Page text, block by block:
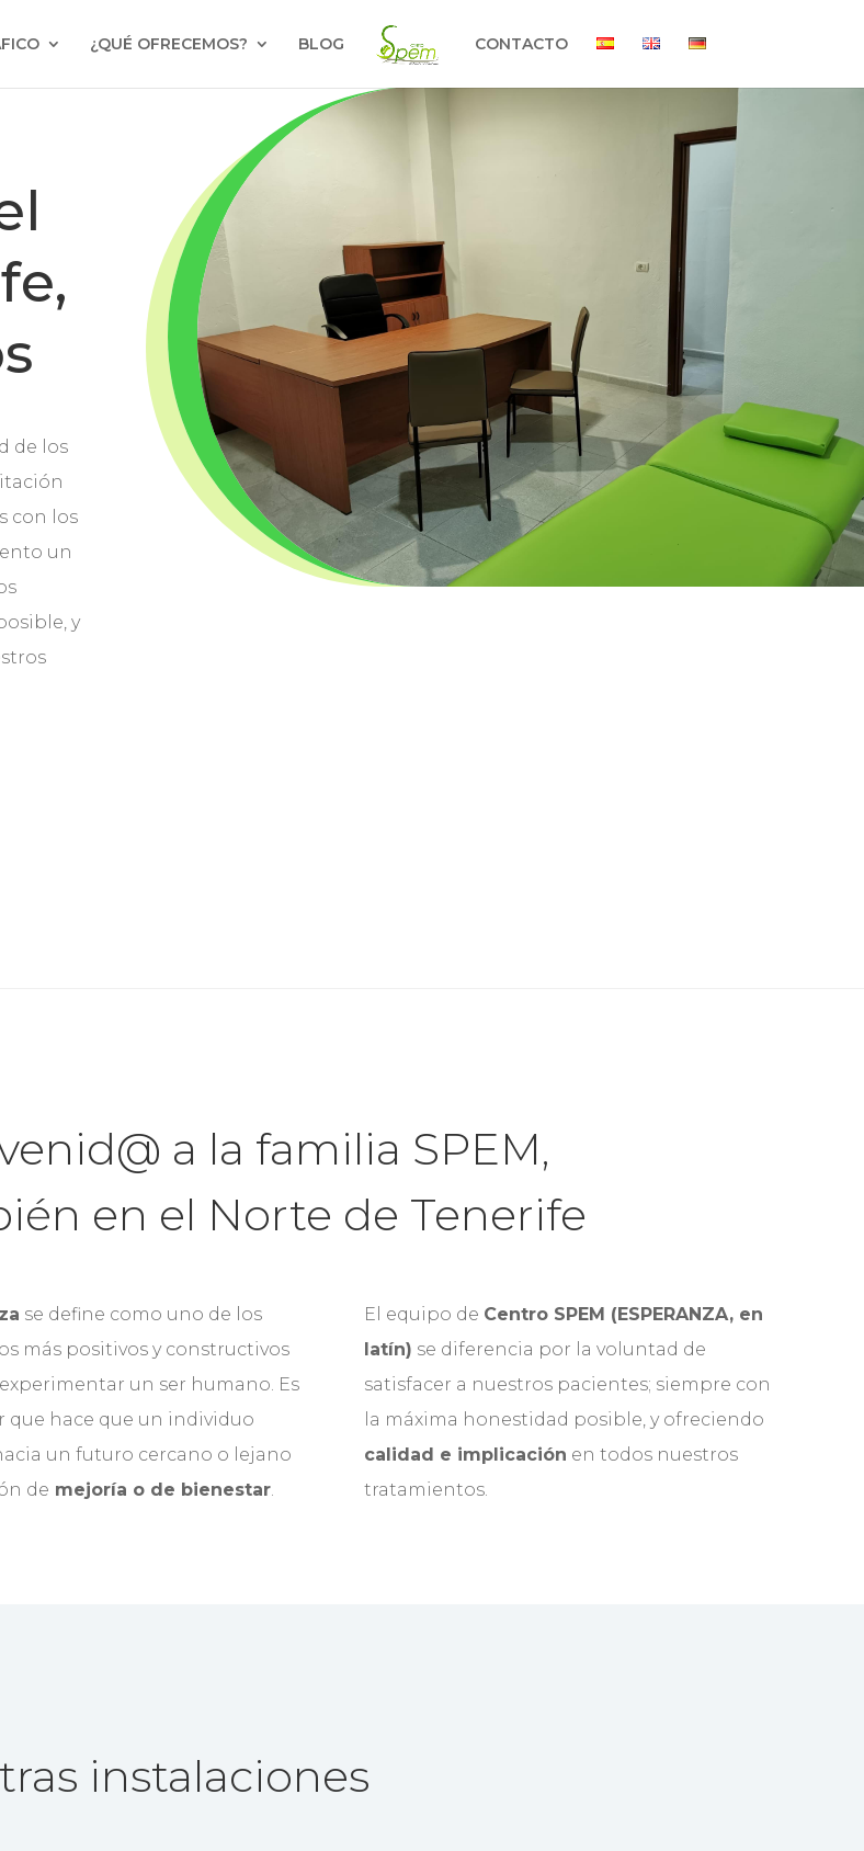
¿QUÉ OFRECEMOS? BLOG CONTACTO
de los
con los
un
y
a la familia SPEM,
en el Norte de Tenerife
se define como uno de los
más positivos y constructivos
un ser humano. Es
que hace que un individuo
un futuro cercano o lejano
de mejoría o de bienestar
El equipo de Centro SPEM (ESPERANZA, en
latín) se diferencia por la voluntad de
satisfacer a nuestros pacientes; siempre con
la máxima honestidad posible, y ofreciendo
calidad e implicación en todos nuestros
tratamientos.
instalaciones